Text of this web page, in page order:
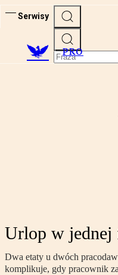
Serwisy
PRO
Urlop w
Dwa etaty u dwóch
komplikuje, gdy pracownik